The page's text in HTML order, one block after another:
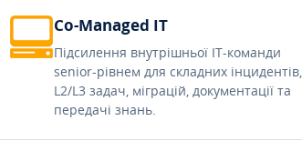
Co-Managed IT
Підсилення внутрішньої IT-команди
senior-рівнем для складних інцидентів,
L2/L3 задач, міграцій, документації та
передачі знань.